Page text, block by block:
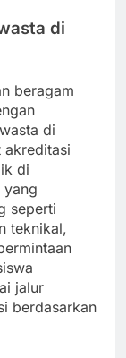
di
beragam
di
akreditasi
di
yang
seperti
teknikal,
jalur
berdasarkan